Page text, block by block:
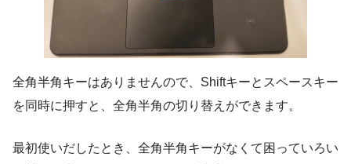
全角半角キーはありませんので、Shiftキーとスペースキー
を同時に押すと、全角半角の切り替えができます。
最初使いだしたとき、全角半角キーがなくて困っていろい